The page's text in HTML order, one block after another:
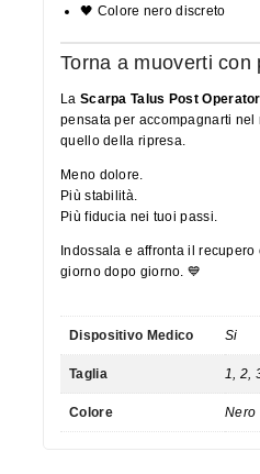
🖤 Colore nero discreto
Torna a muoverti con
La Scarpa Talus Post
pensata per accompagnarti
quello della ripresa.
Meno dolore.
Più stabilità.
Più fiducia nei tuoi passi.
Indossala e affronta il recupero
giorno dopo giorno. 💙
Dispositivo Medico Si
Taglia 1, 2,
Colore Nero